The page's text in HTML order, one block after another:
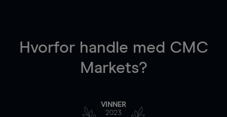
Hvorfor handle med CMC
Markets?
VINNER
2023